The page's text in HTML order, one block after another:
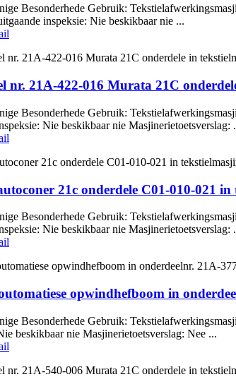
Besonderhede Gebruik:
inspeksie: Nie beskikbaar nie ...
nr. 21A-422-016 Murata 21C
Besonderhede Gebruik:
Nie beskikbaar nie Masjinerietoetsverslag:
21c onderdele C01-010-021 in
Besonderhede Gebruik:
Nie beskikbaar nie Masjinerietoetsverslag:
opwindhefboom in
Besonderhede Gebruik:
beskikbaar nie Masjinerietoetsverslag: Nee ...